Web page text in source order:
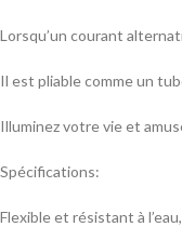
Lorsqu’un courant
Il est pliable comme un
Illuminez votre vie et
Spécifications:
Flexible et résistant à